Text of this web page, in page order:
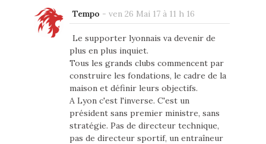
Tempo - ven 26 Mai 17 à 11 h 16
Le supporter lyonnais va devenir de
plus en plus inquiet.
Tous les grands clubs commencent par
construire les fondations, le cadre de la
maison et définir leurs objectifs.
A Lyon c'est l'inverse. C'est un
président sans premier ministre, sans
stratégie. Pas de directeur technique,
pas de directeur sportif, un entraîneur